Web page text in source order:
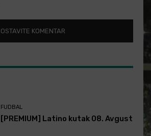
FUDBAL
[PREMIUM] Latino kutak 08. Avgust